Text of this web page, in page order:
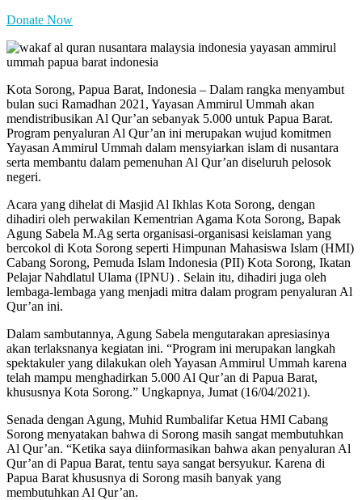
Donate Now
Kota Sorong, Papua Barat, Indonesia – Dalam rangka menyambut
bulan suci Ramadhan 2021, Yayasan Ammirul Ummah akan
mendistribusikan Al Qur’an sebanyak 5.000 untuk Papua Barat.
Program penyaluran Al Qur’an ini merupakan wujud komitmen
Yayasan Ammirul Ummah dalam mensyiarkan islam di nusantara
serta membantu dalam pemenuhan Al Qur’an diseluruh pelosok
negeri.
Acara yang dihelat di Masjid Al Ikhlas Kota Sorong, dengan
dihadiri oleh perwakilan Kementrian Agama Kota Sorong, Bapak
Agung Sabela M.Ag serta organisasi-organisasi keislaman yang
bercokol di Kota Sorong seperti Himpunan Mahasiswa Islam (HMI)
Cabang Sorong, Pemuda Islam Indonesia (PII) Kota Sorong, Ikatan
Pelajar Nahdlatul Ulama (IPNU) . Selain itu, dihadiri juga oleh
lembaga-lembaga yang menjadi mitra dalam program penyaluran Al
Qur’an ini.
Dalam sambutannya, Agung Sabela mengutarakan apresiasinya
akan terlaksnanya kegiatan ini. “Program ini merupakan langkah
spektakuler yang dilakukan oleh Yayasan Ammirul Ummah karena
telah mampu menghadirkan 5.000 Al Qur’an di Papua Barat,
khususnya Kota Sorong.” Ungkapnya, Jumat (16/04/2021).
Senada dengan Agung, Muhid Rumbalifar Ketua HMI Cabang
Sorong menyatakan bahwa di Sorong masih sangat membutuhkan
Al Qur’an. “Ketika saya diinformasikan bahwa akan penyaluran Al
Qur’an di Papua Barat, tentu saya sangat bersyukur. Karena di
Papua Barat khususnya di Sorong masih banyak yang
membutuhkan Al Qur’an.